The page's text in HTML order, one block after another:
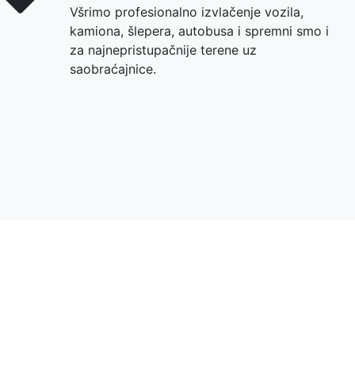
Všrimo profesionalno izvlačenje vozila,
kamiona, šlepera, autobusa i spremni smo i
za najnepristupačnije terene uz
saobraćajnice.